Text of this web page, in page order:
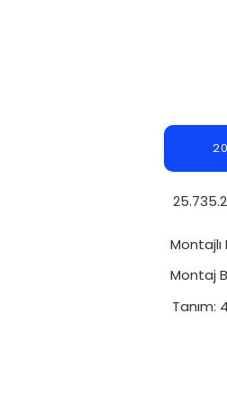
Montaj
Tanım: